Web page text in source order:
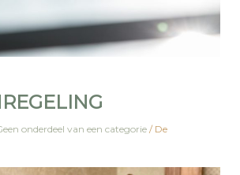
onderdeel van een categorie /De